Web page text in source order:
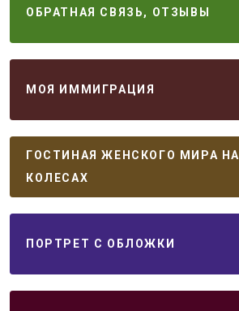
ОБРАТНАЯ СВЯЗЬ, ОТЗЫВЫ
МОЯ ИММИГРАЦИЯ
ГОСТИНАЯ ЖЕНСКОГО МИРА НА
КОЛЕСАХ
ПОРТРЕТ С ОБЛОЖКИ